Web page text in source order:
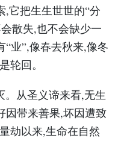
,它把生生世世的“分
散失,也不会缺少一
“业”,像春去秋来,像冬
轮回。
。从圣义谛来看,无生
因带来善果,坏因遭致
劫以来,生命在自然